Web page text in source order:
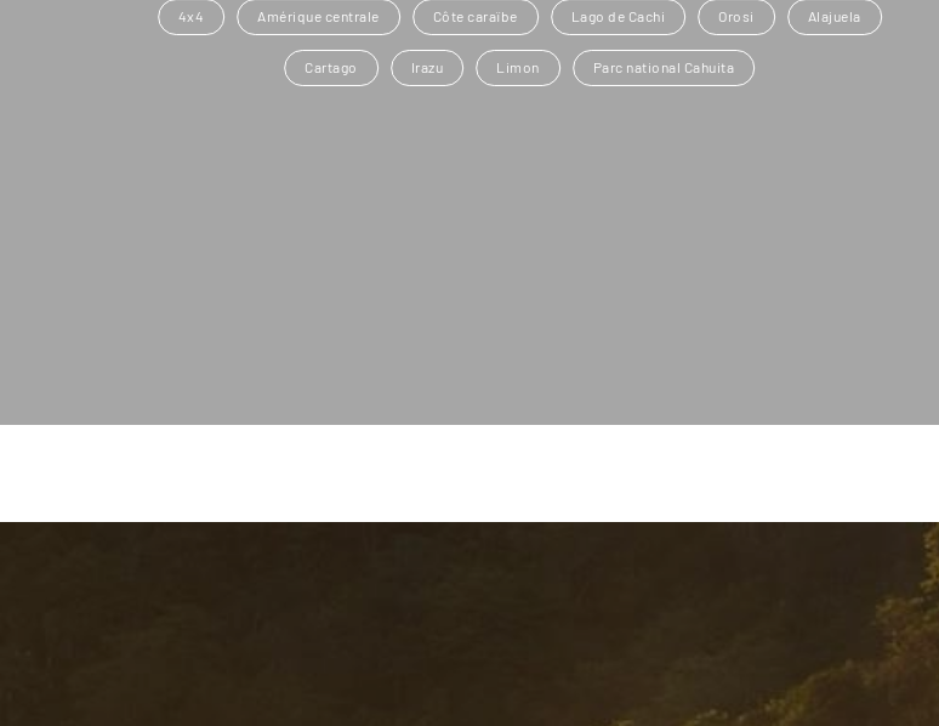
4x4 Amérique centrale Côte caraïbe Lago de Cachi Orosi Alajuela
Cartago Irazu Limon Parc national Cahuita